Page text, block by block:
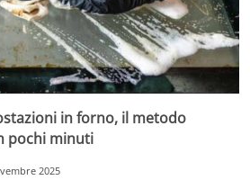
in forno, il metodo
pochi minuti
2025